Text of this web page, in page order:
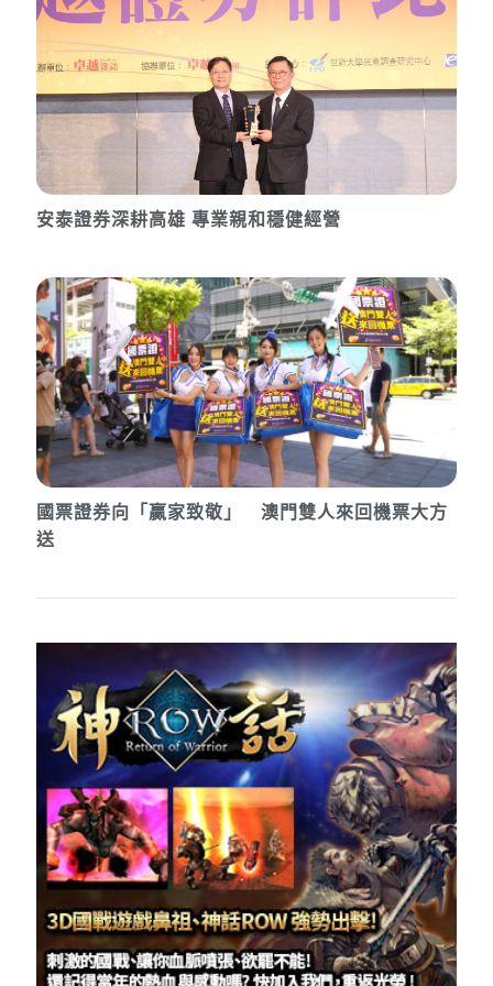
安泰證券深耕高雄 專業親和穩健經營
國票證券向「贏家致敬」 澳門雙人來回機票大方
送